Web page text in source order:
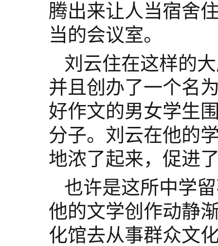
腾出来让人当宿舍
当的会议室。
刘云住在这样的
并且创办了一个名
好作文的男女学生
分子。刘云在他的
地浓了起来，促进
也许是这所中学
他的文学创作动静
化馆去从事群众文